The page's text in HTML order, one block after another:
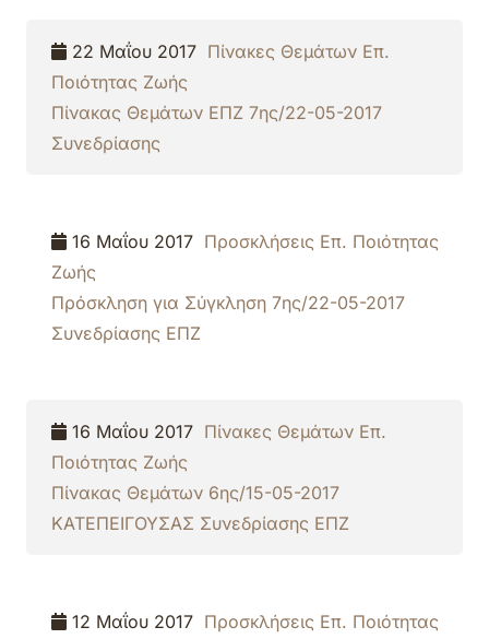
22 Μαΐου 2017 Πίνακες Θεμάτων Επ.
Ποιότητας Ζωής
Πίνακας Θεμάτων ΕΠΖ 7ης/22-05-2017
Συνεδρίασης
16 Μαΐου 2017 Προσκλήσεις Επ. Ποιότητας
Ζωής
Πρόσκληση για Σύγκληση 7ης/22-05-2017
Συνεδρίασης ΕΠΖ
16 Μαΐου 2017 Πίνακες Θεμάτων Επ.
Ποιότητας Ζωής
Πίνακας Θεμάτων 6ης/15-05-2017
ΚΑΤΕΠΕΙΓΟΥΣΑΣ Συνεδρίασης ΕΠΖ
12 Μαΐου 2017 Προσκλήσεις Επ. Ποιότητας